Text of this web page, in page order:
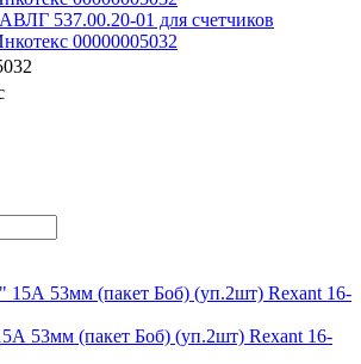
537.00.20-01 для счетчиков
00000005032
53мм (пакет Боб) (уп.2шт) Rexant 16-